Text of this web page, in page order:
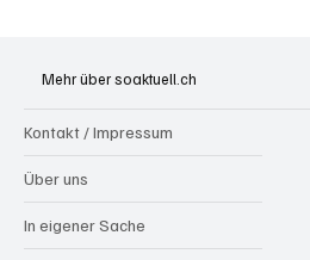
aufrütteln
Mehr über soaktuell.ch
Kontakt / Impressum
Über uns
In eigener Sache